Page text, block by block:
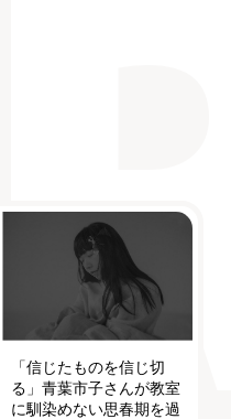
「信じたものを信じ切
る」青葉市子さんが教室
に馴染めない思春期を過